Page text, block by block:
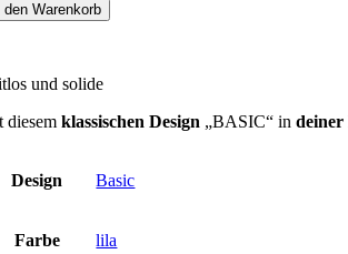
den Warenkorb
und solide
diesem klassischen Design „BASIC“ in
Design
Basic
Farbe lila